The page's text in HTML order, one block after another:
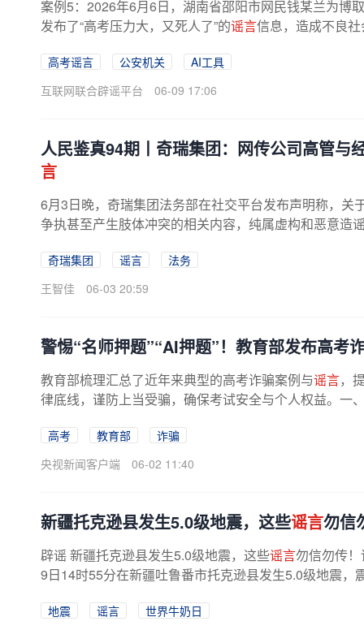
案例5：2026年6月6日，湖南省邵阳市网民钱某兰为博
发布了“高考压力大，又死人了”的谣言信息，造成不良
高考谣言 公安机关
AI工具
互联网联合辟谣平台
06-09 17:06
人民鉴真94期丨奇瑞集团：网传公司高管与
言
6月3日晚，奇瑞集团法务部在社交平台发布声明称，关
争执甚至产生肢体冲突的相关内容，纯属虚构和恶意造
奇瑞集团 谣言
法务
王智佳
06-03 20:59
警惕“名师押题”“AI押题”！教育部发布高考
教育部梳理汇总了近年来典型的高考诈骗案例与谣言，
律底线，谨防上当受骗，确保考试安全与个人权益。一
高考 教育部
诈骗
央视新闻客户端
06-02 11:40
新疆托克逊县发生5.0级地震，这些谣言勿信
辟谣 新疆托克逊县发生5.0级地震，这些谣言勿信勿传
9日14时55分在新疆吐鲁番市托克逊县发生5.0级地震，
地震 谣言
世界牛奶日